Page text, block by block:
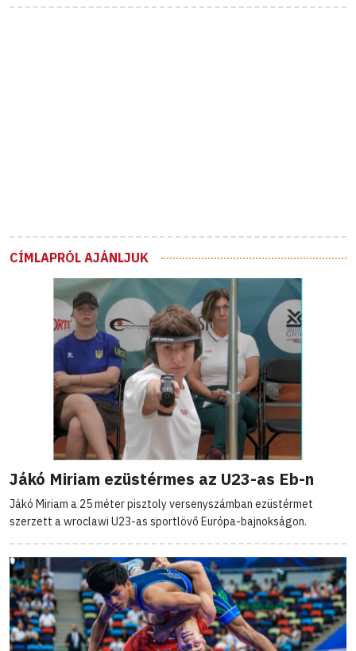
CÍMLAPRÓL AJÁNLJUK
Jákó Miriam ezüstérmes az U23-as Eb-n
Jákó Miriam a 25 méter pisztoly versenyszámban ezüstérmet
szerzett a wroclawi U23-as sportlövő Európa-bajnokságon.